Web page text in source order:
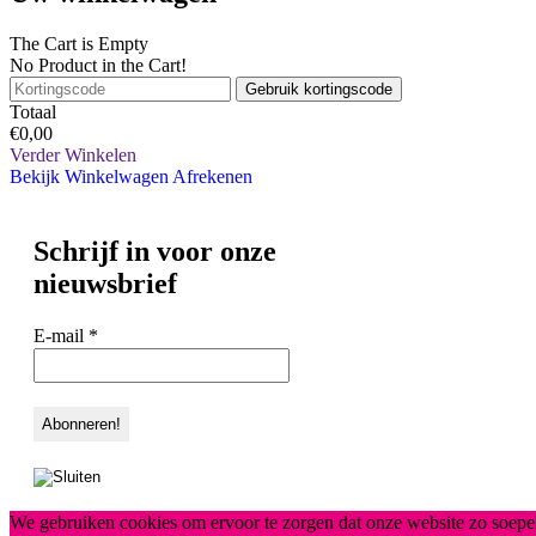
The Cart is Empty
No Product in the Cart!
Gebruik kortingscode
Totaal
€0,00
Verder Winkelen
Bekijk Winkelwagen Afrekenen
Schrijf in voor onze
nieuwsbrief
E-mail *
We gebruiken cookies om ervoor te zorgen dat onze website zo